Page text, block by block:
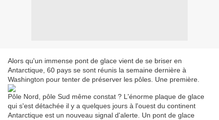
Alors qu'un immense pont de glace vient de se briser en
Antarctique, 60 pays se sont réunis la semaine dernière à
Washington pour tenter de préserver les pôles. Une première.
Pôle Nord, pôle Sud même constat ? L'énorme plaque de ­glace
qui s'est détachée il y a quelques jours à l'ouest du continent
Antarctique est un nouveau signal d'alerte. Un pont de glace